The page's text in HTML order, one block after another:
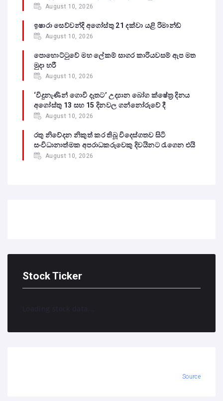
August 10, 2026
ඉෂාරා සෙව්වන්දි අගෝස්තු 21 දක්වා යළි රිමාන්ඩ්
August 10, 2026
පොහොට්ටුවේ මහ ලේකම් සාගර කාරියවසම් ඇප මත
මුදා හරී
August 10, 2026
‘විදුනැණින් ගොවි දෑතට’ උද්‍යාන බෝග ක්ෂේත්‍ර දිනය
අගෝස්තු 13 සහ 15 දිනවල ගන්නෝරුවේ දී
August 10, 2026
රතු නිවේදන නිකුත් කර තිබූ විදෙස්ගතව සිටි
සංවිධානාත්මක අපරාධකරුවෙකු දිවයිනට රැගෙන එයි
August 10, 2026
Stock Ticker
Loading stock data...
Source